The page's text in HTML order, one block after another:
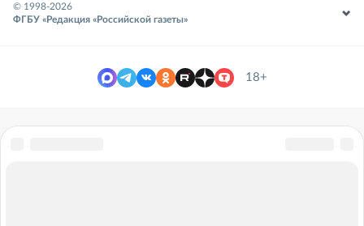
© 1998-2026
ФГБУ «Редакция «Российской газеты»
18+